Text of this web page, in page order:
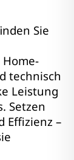
Sie
technisch
Leistung
Setzen
Effizienz –